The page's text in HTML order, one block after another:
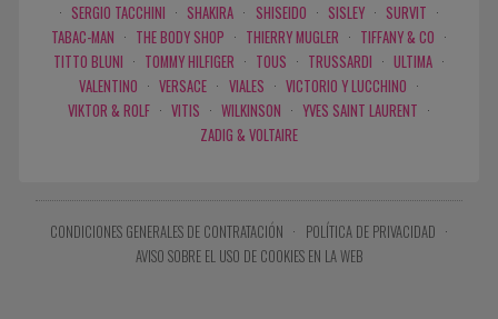
· SERGIO TACCHINI · SHAKIRA · SHISEIDO · SISLEY · SURVIT ·
TABAC-MAN · THE BODY SHOP · THIERRY MUGLER · TIFFANY & CO ·
TITTO BLUNI · TOMMY HILFIGER · TOUS · TRUSSARDI · ULTIMA ·
VALENTINO · VERSACE · VIALES · VICTORIO Y LUCCHINO ·
VIKTOR & ROLF · VITIS · WILKINSON · YVES SAINT LAURENT ·
ZADIG & VOLTAIRE
CONDICIONES GENERALES DE CONTRATACIÓN · POLÍTICA DE PRIVACIDAD ·
AVISO SOBRE EL USO DE COOKIES EN LA WEB